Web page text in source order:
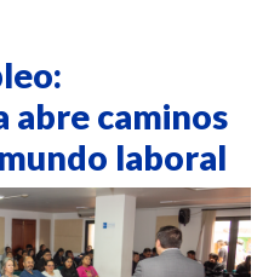
abre caminos
laboral